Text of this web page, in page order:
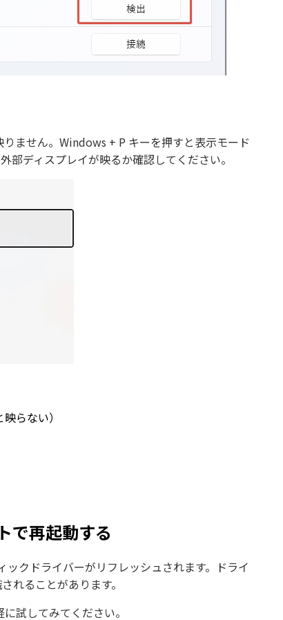
ません。Windows + P キーを押すと表示モード
部ディスプレイが映るか確認してください。
らない）
で再起動する
クドライバーがリフレッシュされます。ドライ
れることがあります。
試してみてください。